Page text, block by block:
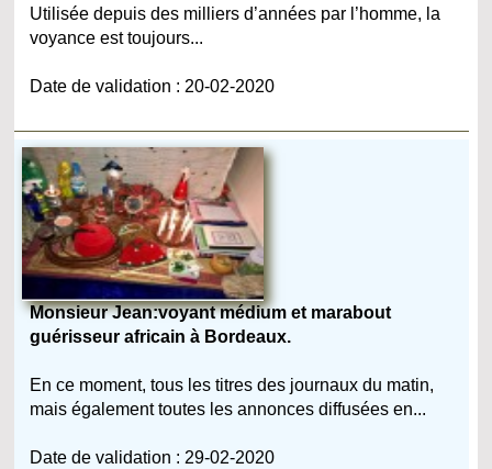
Utilisée depuis des milliers d’années par l’homme, la
voyance est toujours...
Date de validation : 20-02-2020
Monsieur Jean:voyant médium et marabout
guérisseur africain à Bordeaux.
En ce moment, tous les titres des journaux du matin,
mais également toutes les annonces diffusées en...
Date de validation : 29-02-2020